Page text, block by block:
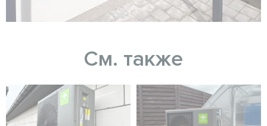
См. также